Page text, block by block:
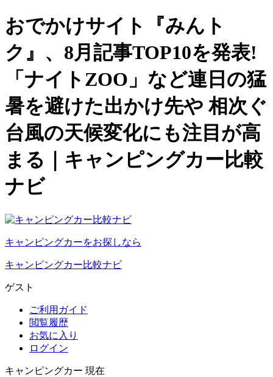
おでかけサイト『みんト
ク』、8月記事TOP10を発表!
「ナイトZOO」など連日の猛
暑を避けた出かけ先や 相次ぐ
台風の天候変化にも注目が高
まる｜キャンピングカー比較
ナビ
キャンピングカーをお探しなら
キャンピングカー比較ナビ
ゲスト
ご利用ガイド
閲覧履歴
お気に入り
ログイン
キャンピングカー 現在